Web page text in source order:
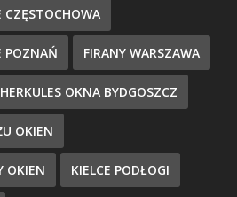
POZNAŃ FIRANY WARSZAWA
HERKULES OKNA BYDGOSZCZ
OKIEN
OKIEN KIELCE PODŁOGI